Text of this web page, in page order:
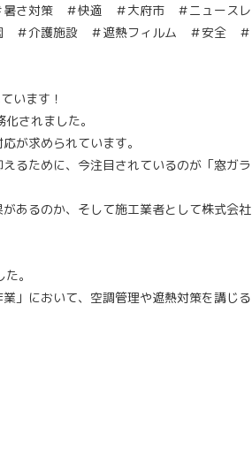
さ対策 ＃快適 ＃大府市 ＃ニュースレ
＃介護施設 ＃遮熱フィルム ＃安全 ＃
います！
されました。
が求められています。
るために、今注目されているのが「窓ガラ
あるのか、そして施工業者として株式会社
。
」において、空調管理や遮熱対策を講じる